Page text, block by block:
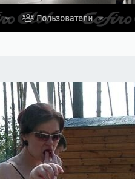
Пользователи